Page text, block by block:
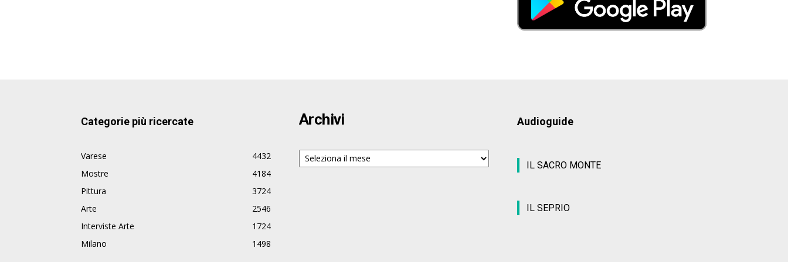
Categorie più ricercate
Varese
4432
Mostre
4184
Pittura
3724
Arte
2546
Interviste Arte
1724
Milano
1498
Archivi
Archivi
Audioguide
IL SACRO MONTE
IL SEPRIO